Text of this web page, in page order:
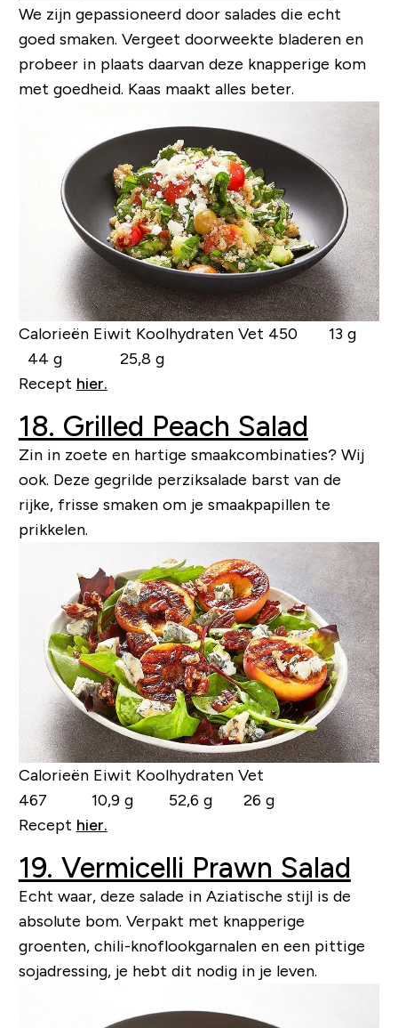
We zijn gepassioneerd door salades die echt
goed smaken. Vergeet doorweekte bladeren en
probeer in plaats daarvan deze knapperige kom
met goedheid. Kaas maakt alles beter.
Calorieën Eiwit Koolhydraten Vet 450 13 g
44 g 25,8 g
Recept hier.
18. Grilled Peach Salad
Zin in zoete en hartige smaakcombinaties? Wij
ook. Deze gegrilde perziksalade barst van de
rijke, frisse smaken om je smaakpapillen te
prikkelen.
Calorieën Eiwit Koolhydraten Vet
467 10,9 g 52,6 g 26 g
Recept hier.
19. Vermicelli Prawn Salad
Echt waar, deze salade in Aziatische stijl is de
absolute bom. Verpakt met knapperige
groenten, chili-knoflookgarnalen en een pittige
sojadressing, je hebt dit nodig in je leven.